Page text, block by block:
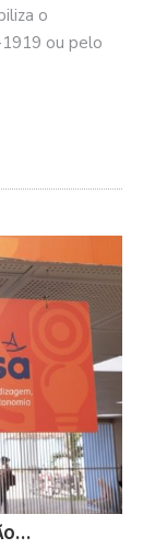
o
ou pelo